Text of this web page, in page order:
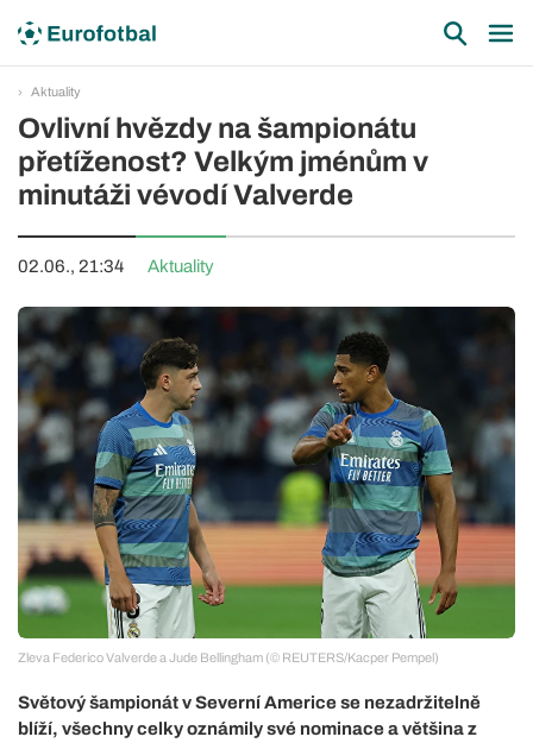
Aktuality
Ovlivní hvězdy na šampionátu
přetíženost? Velkým jménům v
minutáži vévodí Valverde
02.06., 21:34 Aktuality
Zleva Federico Valverde a Jude Bellingham (© REUTERS/Kacper Pempel)
Světový šampionát v Severní Americe se nezadržitelně
blíží, všechny celky oznámily své nominace a většina z